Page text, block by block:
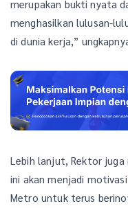
merupakan bukti nyata
menghasilkan lulusan-
di dunia kerja,”
Lebih lanjut, Rektor juga
ini akan menjadi
Metro untuk terus